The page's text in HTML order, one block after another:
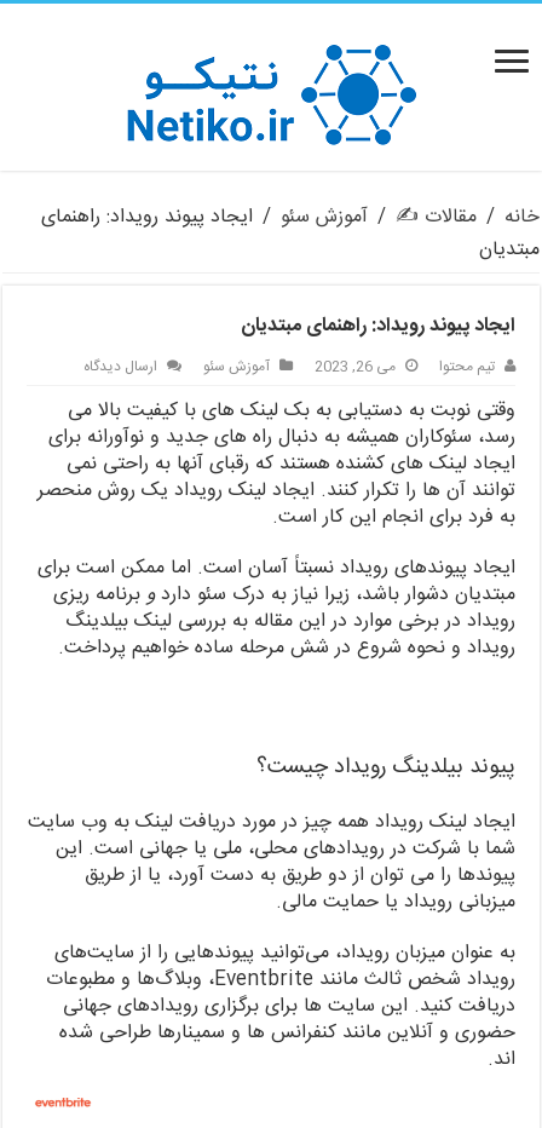
خانه / مقالات ✍️ / آموزش سئو / ایجاد پیوند رویداد: راهنمای
مبتدیان
ایجاد پیوند رویداد: راهنمای مبتدیان
تیم محتوا می 26, 2023 آموزش سئو ارسال دیدگاه
وقتی نوبت به دستیابی به بک لینک های با کیفیت بالا می
رسد، سئوکاران همیشه به دنبال راه های جدید و نوآورانه برای
ایجاد لینک های کشنده هستند که رقبای آنها به راحتی نمی
توانند آن ها را تکرار کنند. ایجاد لینک رویداد یک روش منحصر
به فرد برای انجام این کار است.
ایجاد پیوندهای رویداد نسبتاً آسان است. اما ممکن است برای
مبتدیان دشوار باشد، زیرا نیاز به درک سئو داردوبرنامه ریزی
رویداد در برخی موارد در این مقاله به بررسی لینک بیلدینگ
رویداد و نحوه شروع در شش مرحله ساده خواهیم پرداخت.
پیوند بیلدینگ رویداد چیست؟
ایجاد لینک رویداد همه چیز در مورد دریافت لینک به وب سایت
شما با شرکت در رویدادهای محلی، ملی یا جهانی است. این
پیوندها را می توان از دو طریق به دست آورد، یا از طریق
میزبانی رویداد یا حمایت مالی.
به عنوان میزبان رویداد، می‌توانید پیوندهایی را از سایت‌های
رویداد شخص ثالث مانند Eventbrite، وبلاگ‌ها و مطبوعات
دریافت کنید. این سایت ها برای برگزاری رویدادهای جهانی
حضوری و آنلاین مانند کنفرانس ها و سمینارها طراحی شده
اند.